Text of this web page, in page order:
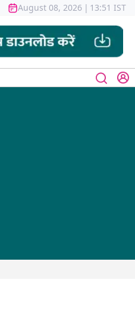
August 08, 2026 | 13:51 IST